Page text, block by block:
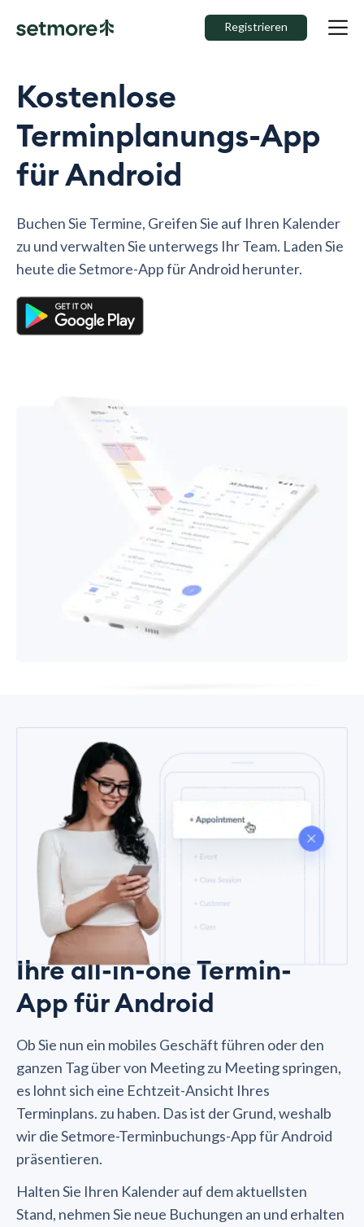
Registrieren
Kostenlose
Terminplanungs-App
für Android
Buchen Sie Termine, Greifen Sie auf Ihren Kalender
zu und verwalten Sie unterwegs Ihr Team. Laden Sie
heute die Setmore-App für Android herunter.
Ihre all-in-one Termin-
App für Android
Ob Sie nun ein mobiles Geschäft führen oder den
ganzen Tag über von Meeting zu Meeting springen,
es lohnt sich eine Echtzeit-Ansicht Ihres
Terminplans. zu haben. Das ist der Grund, weshalb
wir die Setmore-Terminbuchungs-App für Android
präsentieren.
Halten Sie Ihren Kalender auf dem aktuellsten
Stand, nehmen Sie neue Buchungen an und erhalten